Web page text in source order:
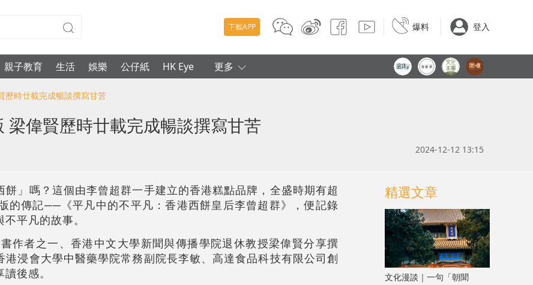
下載APP 爆料 登入
親子教育 生活 娛樂 公仔紙 HK Eye 更多
歷時廿載完成暢談撰寫甘苦
偉賢歷時廿載完成暢談撰寫甘苦
2024-12-12 13:15
餅」嗎？這個由李曾超群一手建立的香港糕點品牌，全盛時期有超
的傳記──《平凡中的不平凡：香港西餅皇后李曾超群》，便記錄
平凡的故事。
作者之一、香港中文大學新聞與傳播學院退休教授梁偉賢分享撰
浸會大學中醫藥學院常務副院長李敏、高達食品科技有限公司創
後感。
精選文章
文化漫談｜一句「朝聞